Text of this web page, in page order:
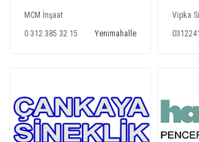
MCM İnşaat
0 312 385 32 15
Yenimahalle
Vipka